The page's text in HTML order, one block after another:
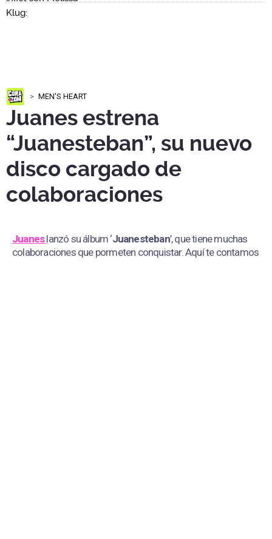
MEN'S HEART
Juanes estrena
“Juanesteban”, su nuevo
disco cargado de
colaboraciones
Juaneslanzó su álbum ‘Juanesteban’, que tiene muchas
colaboraciones que pormeten conquistar. Aquí te contamos